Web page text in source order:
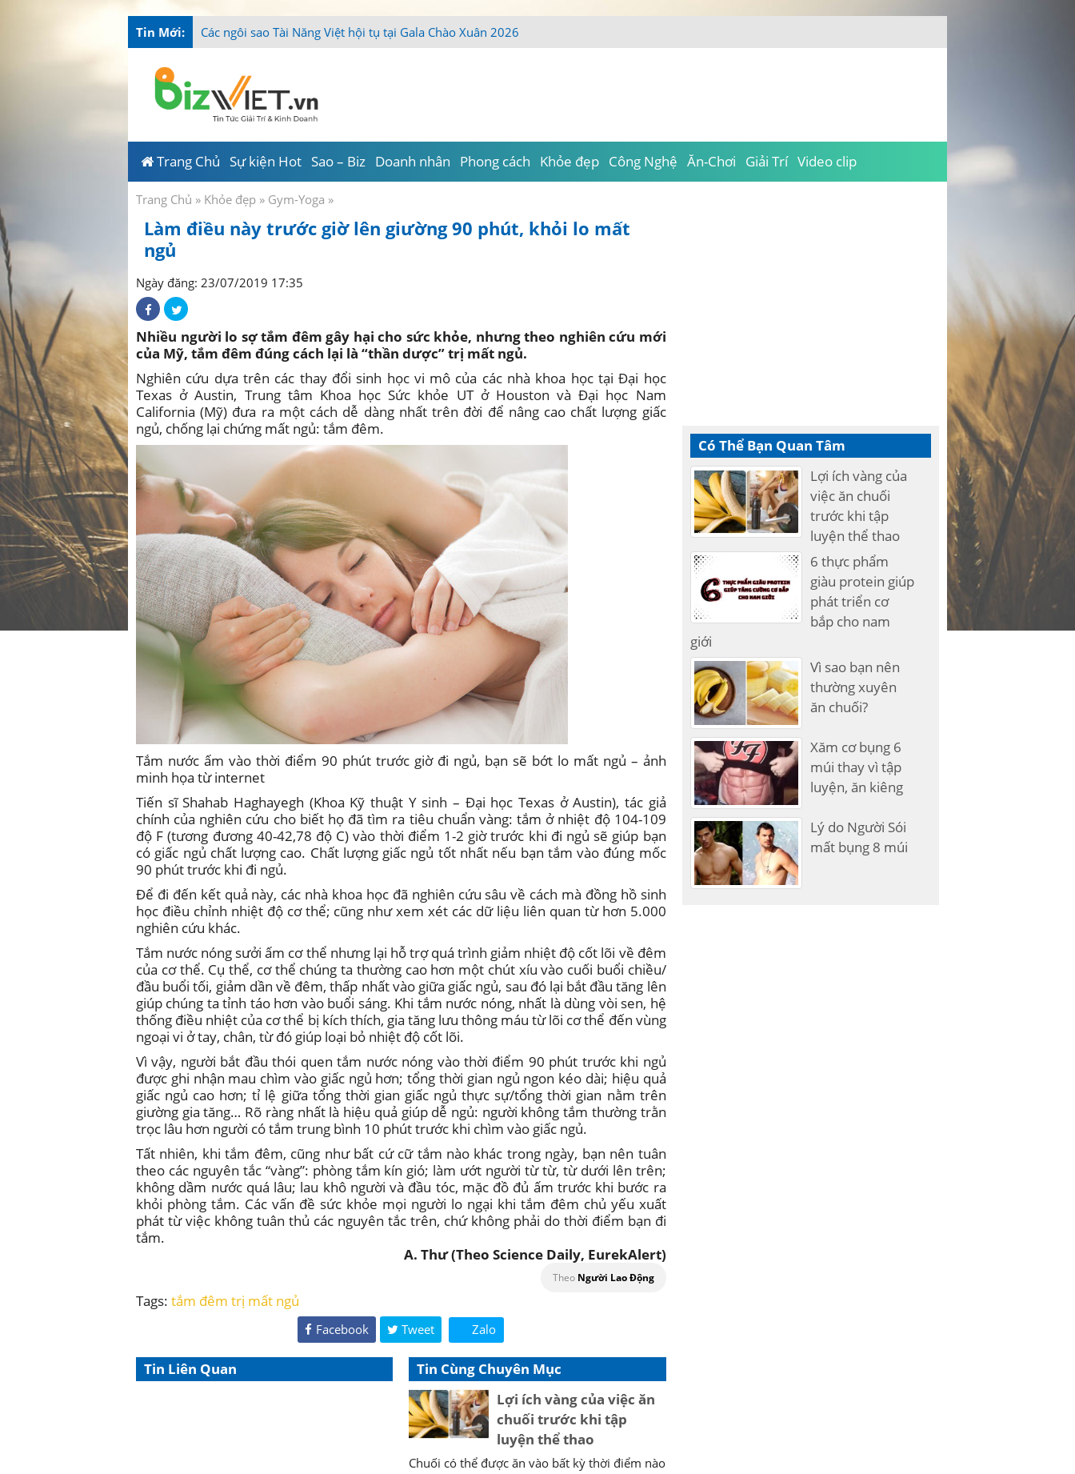
Tin Mới: -
Trang Chủ Sự kiện Hot Sao – Biz Doanh nhân Phong cách Khỏe đẹp Công Nghệ Ăn-Chơi Giải Trí Video clip
Trang Chủ » Khỏe đẹp » Gym-Yoga »
Làm điều này trước giờ lên giường 90 phút, khỏi lo mất
ngủ
Ngày đăng: 23/07/2019 17:35
Nhiều người lo sợ tắm đêm gây hại cho sức khỏe, nhưng theo nghiên cứu mới
của Mỹ, tắm đêm đúng cách lại là “thần dược” trị mất ngủ.
Nghiên cứu dựa trên các thay đổi sinh học vi mô của các nhà khoa học tại Đại học
Texas ở Austin, Trung tâm Khoa học Sức khỏe UT ở Houston và Đại học Nam
California (Mỹ) đưa ra một cách dễ dàng nhất trên đời để nâng cao chất lượng giấc
ngủ, chống lại chứng mất ngủ: tắm đêm.
Tắm nước ấm vào thời điểm 90 phút trước giờ đi ngủ, bạn sẽ bớt lo mất ngủ – ảnh
minh họa từ internet
Tiến sĩ Shahab Haghayegh (Khoa Kỹ thuật Y sinh – Đại học Texas ở Austin), tác giả
chính của nghiên cứu cho biết họ đã tìm ra tiêu chuẩn vàng: tắm ở nhiệt độ 104-109
độ F (tương đương 40-42,78 độ C) vào thời điểm 1-2 giờ trước khi đi ngủ sẽ giúp bạn
có giấc ngủ chất lượng cao. Chất lượng giấc ngủ tốt nhất nếu bạn tắm vào đúng mốc
90 phút trước khi đi ngủ.
Để đi đến kết quả này, các nhà khoa học đã nghiên cứu sâu về cách mà đồng hồ sinh
học điều chỉnh nhiệt độ cơ thể; cũng như xem xét các dữ liệu liên quan từ hơn 5.000
nghiên cứu khác.
Tắm nước nóng sưởi ấm cơ thể nhưng lại hỗ trợ quá trình giảm nhiệt độ cốt lõi về đêm
của cơ thể. Cụ thể, cơ thể chúng ta thường cao hơn một chút xíu vào cuối buổi chiều/
đầu buổi tối, giảm dần về đêm, thấp nhất vào giữa giấc ngủ, sau đó lại bắt đầu tăng lên
giúp chúng ta tỉnh táo hơn vào buổi sáng. Khi tắm nước nóng, nhất là dùng vòi sen, hệ
thống điều nhiệt của cơ thể bị kích thích, gia tăng lưu thông máu từ lõi cơ thể đến vùng
ngoại vi ở tay, chân, từ đó giúp loại bỏ nhiệt độ cốt lõi.
Vì vậy, người bắt đầu thói quen tắm nước nóng vào thời điểm 90 phút trước khi ngủ
được ghi nhận mau chìm vào giấc ngủ hơn; tổng thời gian ngủ ngon kéo dài; hiệu quả
giấc ngủ cao hơn; tỉ lệ giữa tổng thời gian giấc ngủ thực sự/tổng thời gian nằm trên
giường gia tăng… Rõ ràng nhất là hiệu quả giúp dễ ngủ: người không tắm thường trằn
trọc lâu hơn người có tắm trung bình 10 phút trước khi chìm vào giấc ngủ.
Tất nhiên, khi tắm đêm, cũng như bất cứ cữ tắm nào khác trong ngày, bạn nên tuân
theo các nguyên tắc “vàng”: phòng tắm kín gió; làm ướt người từ từ, từ dưới lên trên;
không dầm nước quá lâu; lau khô người và đầu tóc, mặc đồ đủ ấm trước khi bước ra
khỏi phòng tắm. Các vấn đề sức khỏe mọi người lo ngại khi tắm đêm chủ yếu xuất
phát từ việc không tuân thủ các nguyên tắc trên, chứ không phải do thời điểm bạn đi
tắm.
A. Thư (Theo Science Daily, EurekAlert)
Theo Người Lao Động
Tags: tắm đêm trị mất ngủ
Facebook Tweet Zalo
Tin Liên Quan
Tin Cùng Chuyên Mục
Lợi ích vàng của việc ăn
chuối trước khi tập
luyện thể thao
Chuối có thể được ăn vào bất kỳ thời điểm nào
Có Thể Bạn Quan Tâm
Lợi ích vàng của
việc ăn chuối
trước khi tập
luyện thể thao
6 thực phẩm
giàu protein giúp
phát triển cơ
bắp cho nam
giới
Vì sao bạn nên
thường xuyên
ăn chuối?
Xăm cơ bụng 6
múi thay vì tập
luyện, ăn kiêng
Lý do Người Sói
mất bụng 8 múi